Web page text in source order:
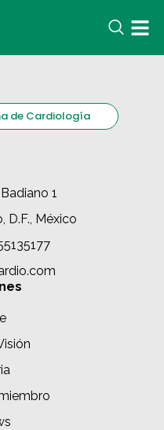
de Cardiología
1
D.F., México